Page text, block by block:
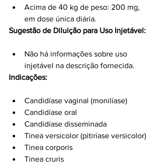
Acima de 40 kg de peso: 200 mg,
em dose única diária.
Sugestão de Diluição para Uso Injetável:
Não há informações sobre uso
injetável na descrição fornecida.
Indicações:
Candidíase vaginal (monilíase)
Candidíase oral
Candidíase disseminada
Tinea versicolor (pitiríase versicolor)
Tinea corporis
Tinea cruris